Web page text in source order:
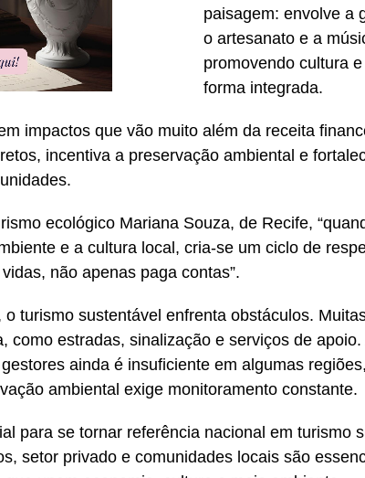
paisagem: envolve a
o artesanato e a
promovendo cultura
forma integrada.
impactos que vão muito além da receita
incentiva a preservação ambiental e
ecológico Mariana Souza, de Recife,
e a cultura local, cria-se um ciclo de
não apenas paga contas”.
turismo sustentável enfrenta obstáculos.
como estradas, sinalização e serviços de
ainda é insuficiente em algumas
ambiental exige monitoramento constante.
para se tornar referência nacional em turismo
setor privado e comunidades locais são